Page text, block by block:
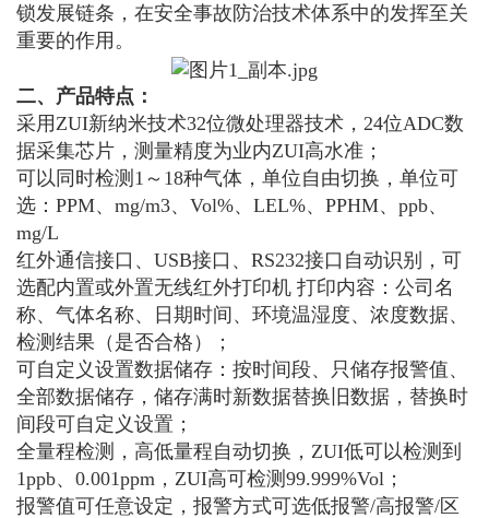
锁发展链条，在安全事故防治技术体系中的发挥至关
重要的作用。
二、产品特点：
采用ZUI新纳米技术32位微处理器技术，24位ADC数
据采集芯片，测量精度为业内ZUI高水准；
可以同时检测1～18种气体，单位自由切换，单位可
选：PPM、mg/m3、Vol%、LEL%、PPHM、ppb、
mg/L
红外通信接口、USB接口、RS232接口自动识别，可
选配内置或外置无线红外打印机 打印内容：公司名
称、气体名称、日期时间、环境温湿度、浓度数据、
检测结果（是否合格）；
可自定义设置数据储存：按时间段、只储存报警值、
全部数据储存，储存满时新数据替换旧数据，替换时
间段可自定义设置；
全量程检测，高低量程自动切换，ZUI低可以检测到
1ppb、0.001ppm，ZUI高可检测99.999%Vol；
报警值可任意设定，报警方式可选低报警/高报警/区